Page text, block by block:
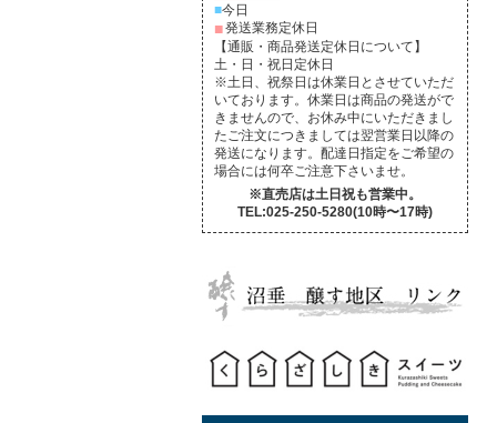
■今日
■発送業務定休日
【通販・商品発送定休日について】
土・日・祝日定休日
※土日、祝祭日は休業日とさせていただ
いております。休業日は商品の発送がで
きませんので、お休み中にいただきまし
たご注文につきましては翌営業日以降の
発送になります。配達日指定をご希望の
場合には何卒ご注意下さいませ。
※直売店は土日祝も営業中。
TEL:025-250-5280(10時〜17時)